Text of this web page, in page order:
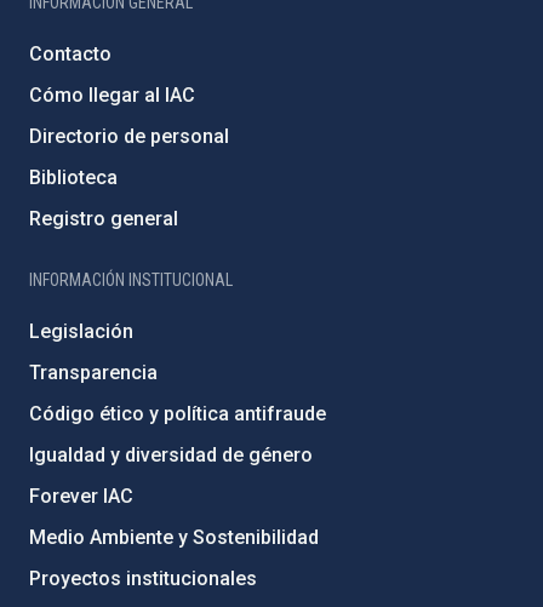
Contacto
Cómo llegar al IAC
Directorio de personal
Biblioteca
Registro general
INFORMACIÓN INSTITUCIONAL
Legislación
Transparencia
Código ético y política antifraude
Igualdad y diversidad de género
Forever IAC
Medio Ambiente y Sostenibilidad
Proyectos institucionales